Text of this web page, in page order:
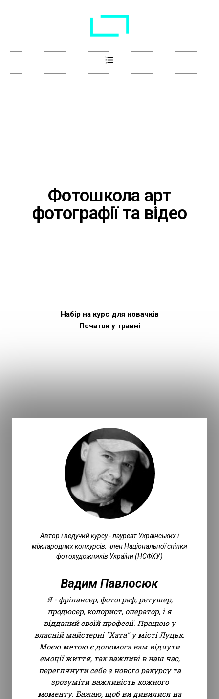
Фотошкола арт
фотографії та відео
Набір на курс для новачків
Початок у травні
Автор і ведучий курсу - лауреат Українських і
міжнародних конкурсів, член Національної спілки
фотохудожників України (НСФХУ)
Вадим Павлосюк
Я - фрілансер, фотограф, ретушер,
продюсер, колорист, оператор, і я
відданий своїй професії. Працюю у
власній майстерні "Хата" у місті Луцьк.
Моєю метою є допомога вам відчути
емоції життя, так важливі в наш час,
переглянути себе з нового ракурсу та
зрозуміти важливість кожного
моменту. Бажаю, щоб ви дивилися на